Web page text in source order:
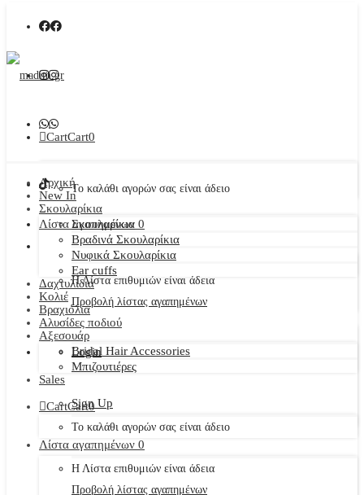
CartCart0
Το καλάθι αγορών σας είναι άδειο
Λίστα αγαπημένων 0
Η Λίστα επιθυμιών είναι άδεια
Προβολή λίστας αγαπημένων
Login
Sign Up
Αρχική
New In
Σκουλαρίκια
Σκουλαρίκια
Βραδινά Σκουλαρίκια
Νυφικά Σκουλαρίκια
Ear cuffs
Δαχτυλίδια
Κολιέ
Βραχιόλια
Αλυσίδες ποδιού
Αξεσουάρ
Bridal Hair Accessories
Μπιζουτιέρες
Sales
CartCart0
Το καλάθι αγορών σας είναι άδειο
Λίστα αγαπημένων 0
Η Λίστα επιθυμιών είναι άδεια
Προβολή λίστας αγαπημένων